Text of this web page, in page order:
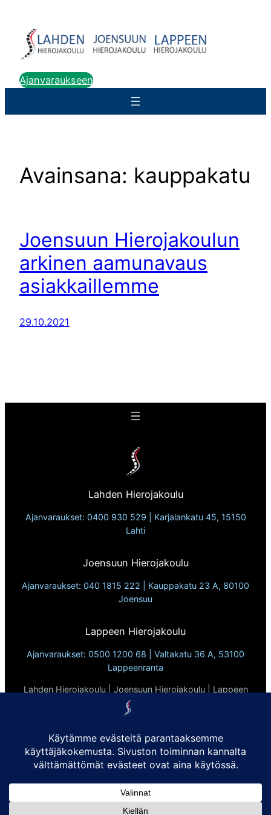
sisältöön
Ajanvaraukseen
Avainsana: kauppakatu
Joensuun Hierojakoulun
arkinen aamunavaus
asiakkaillemme
29.10.2021
Lahden Hierojakoulu
Ajanvaraukset: 0400 930 529 | Karjalankatu 45, 15150
Lahti
Joensuun Hierojakoulu
Ajanvaraukset: 040 1815 222 | Kauppakatu 23 A, 80100
Joensuu
Lappeen Hierojakoulu
Ajanvaraukset: 0500 1200 68 | Valtakatu 36 A, 53100
Lappeenranta
Lahden Hierojakoulu | Joensuun Hierojakoulu | Lappeen
Hierojakoulu
Vuodesta 2010
Tietosuojaseloste
Evästekäytännöt:
seuraimia. Käytämme ainoastaan evästeitä, jotka ovat
sivuston toimivuuden kannalta välttämättömiä.